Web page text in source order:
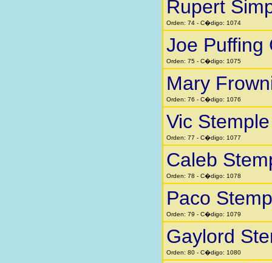
Rupert
Orden: 74 - C�digo: 1074
Joe Puffing
Orden: 75 - C�digo: 1075
Mary
Orden: 76 - C�digo: 1076
Vic Stemple
Orden: 77 - C�digo: 1077
Caleb
Orden: 78 - C�digo: 1078
Paco
Orden: 79 - C�digo: 1079
Gaylord
Orden: 80 - C�digo: 1080